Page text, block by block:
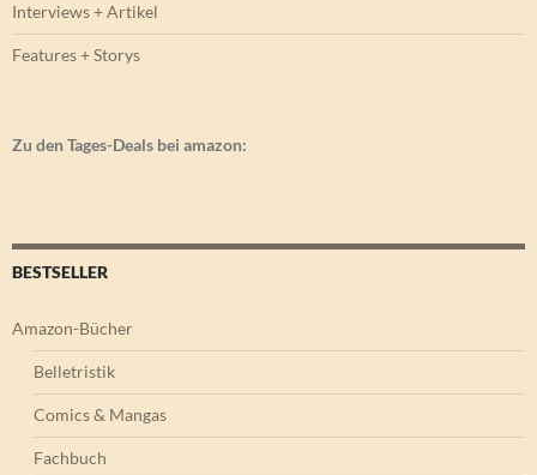
Interviews + Artikel
Features + Storys
Zu den Tages-Deals bei amazon:
BESTSELLER
Amazon-Bücher
Belletristik
Comics & Mangas
Fachbuch